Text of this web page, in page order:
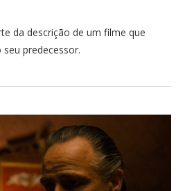
da descrição de um filme que
predecessor.